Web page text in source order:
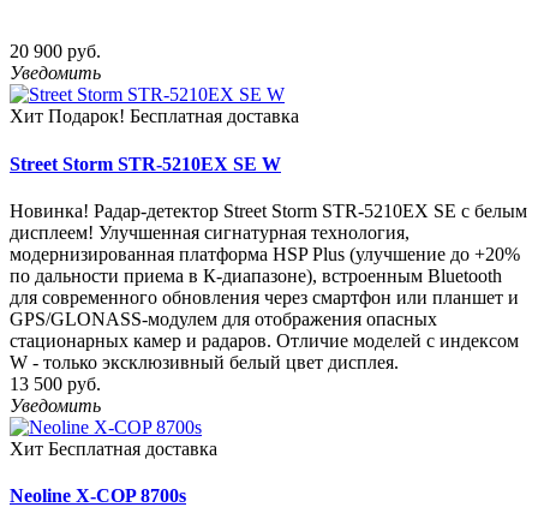
20 900 руб.
Уведомить
Хит Подарок! Бесплатная доставка
Street Storm STR-5210EX SE W
Новинка! Радар-детектор Street Storm STR-5210EX SE с белым
дисплеем! Улучшенная сигнатурная технология,
модернизированная платформа HSP Plus (улучшение до +20%
по дальности приема в К-диапазоне), встроенным Bluetooth
для современного обновления через смартфон или планшет и
GPS/GLONASS-модулем для отображения опасных
стационарных камер и радаров. Отличие моделей с индексом
W - только эксклюзивный белый цвет дисплея.
13 500 руб.
Уведомить
Хит Бесплатная доставка
Neoline X-COP 8700s